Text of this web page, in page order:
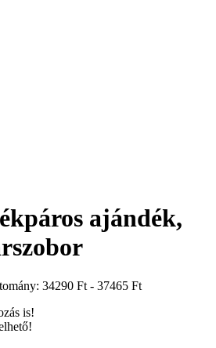
ajándék,
34290 Ft - 37465 Ft
is!